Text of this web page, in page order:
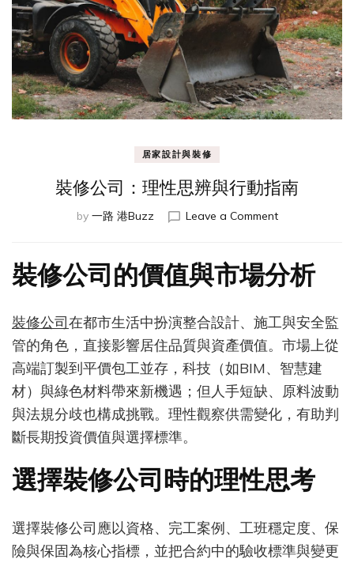
居家設計與裝修
裝修公司：理性思辨與行動指南
by 一路 港Buzz Leave a Commenton
公
司：
性
思
辨
與
動
指
裝修公司的價值與市場分析
裝修公司在都市生活中扮演整合設計、施工與安全監
管的角色，直接影響居住品質與資產價值。市場上從
高端訂製到平價包工並存，科技（如BIM、智慧建
材）與綠色材料帶來新機遇；但人手短缺、原料波動
與法規分歧也構成挑戰。理性觀察供需變化，有助判
斷長期投資價值與選擇標準。
選擇裝修公司時的理性思考
選擇裝修公司應以資格、完工案例、工班穩定度、保
險與保固為核心指標，並把合約中的驗收標準與變更